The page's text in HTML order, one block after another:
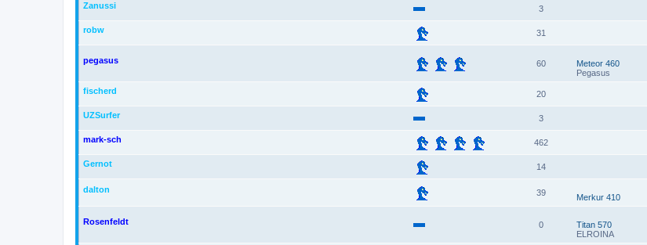
Zanussi 3
robw 31
pegasus 60
Meteor 460
Pegasus
fischerd 20
UZSurfer 3
mark-sch 462
Gernot 14
dalton 39 Merkur 410
Rosenfeldt 0
Titan 570
ELROINA